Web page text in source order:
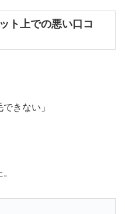
ト上での悪い口コ
きない」